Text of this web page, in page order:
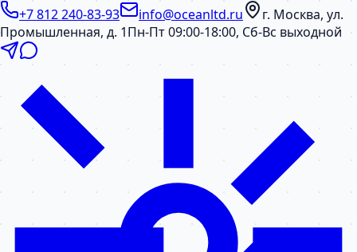
+7 812 240-83-93 info@oceanltd.ru
г. Москва, ул.
Промышленная, д. 1Пн-Пт 09:00-18:00, Сб-Вс выходной